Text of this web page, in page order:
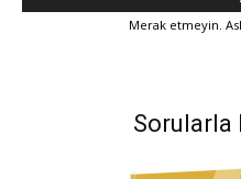
Merak etmeyin.
Sorularla